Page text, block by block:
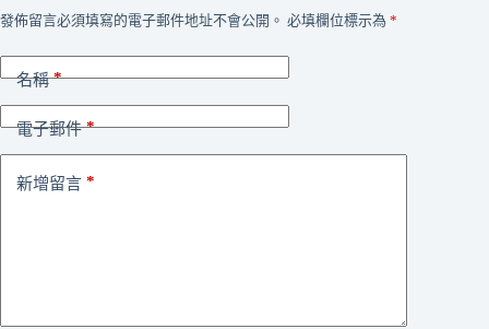
發佈留言必須填寫的電子郵件地址不會公開。 必填欄位標示為 *
名稱*
電子郵件*
新增留言 *